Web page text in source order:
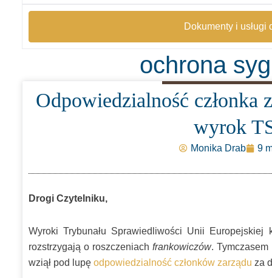
Dokumenty i usługi
ochrona
Odpowiedzialność członka
wyrok
Monika Drab 9
Drogi Czytelniku,
WyrokiTrybunału Sprawiedliwości Unii
rozstrzygają o roszczeniachfrankowiczów. Tymczasem
wziął pod lupęodpowiedzialność członków zarządu za